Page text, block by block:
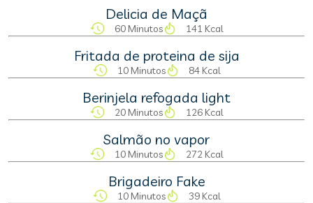
Delicia de Maçã
60 Minutos 141 Kcal
Fritada de proteina de sija
10 Minutos 84 Kcal
Berinjela refogada light
20 Minutos 126 Kcal
Salmão no vapor
10 Minutos 272 Kcal
Brigadeiro Fake
10 Minutos 39 Kcal